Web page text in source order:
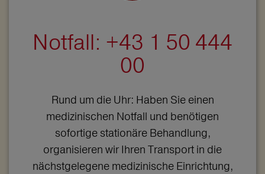
Notfall: +43 1 50 444
00
Rund um die Uhr: Haben Sie einen
medizinischen Notfall und benötigen
sofortige stationäre Behandlung,
organisieren wir Ihren Transport in die
nächstgelegene medizinische Einrichtung,